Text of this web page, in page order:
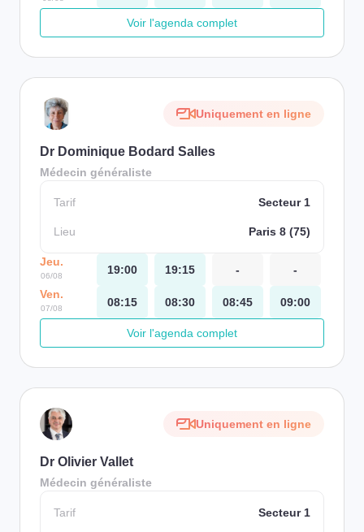
Voir l'agenda complet
Uniquement en ligne
Dr Dominique Bodard Salles
Médecin généraliste
Tarif Secteur 1
Lieu Paris 8 (75)
Jeu.
06/08 19:00 19:15 -
-
Ven.
07/08 08:15 08:30 08:45 09:00
Voir l'agenda complet
Uniquement en ligne
Dr Olivier Vallet
Médecin généraliste
Tarif Secteur 1